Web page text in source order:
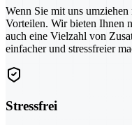
Wenn Sie mit uns
Vorteilen. Wir bieten Ihnen
auch eine Vielzahl von
einfacher und stressfreier
Stressfrei